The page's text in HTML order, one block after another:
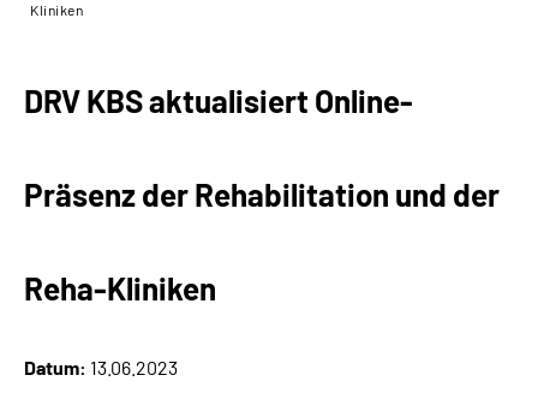
Reha-Kliniken
Über uns & Karriere
Online-Services
Kliniken
DRV KBS aktualisiert Online-
Präsenz der Rehabilitation und der
Reha-Kliniken
Datum: 13.06.2023